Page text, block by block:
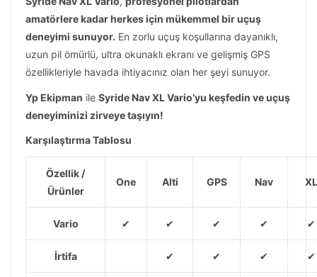
amatörlere kadar herkes için mükemmel bir uçuş
deneyimi sunuyor. En zorlu uçuş koşullarına dayanıklı,
uzun pil ömürlü, ultra okunaklı ekranı ve gelişmiş GPS
özellikleriyle havada ihtiyacınız olan her şeyi sunuyor.
Yp Ekipman ile Syride Nav XL Vario’yu keşfedin ve uçuş
deneyiminizi zirveye taşıyın!
Karşılaştırma Tablosu
Özellik /
Ürünler
One Alti GPS Nav XL
Vario ✔ ✔ ✔ ✔ ✔
İrtifa ✔ ✔ ✔ ✔